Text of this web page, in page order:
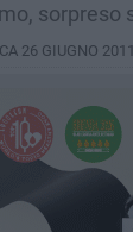
sorpreso
26 GIUGNO 2011